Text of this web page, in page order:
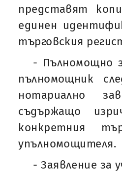
представят
единен
търговския
- Пълномощно
пълномощник
нотариално
съдържащо
конкретния
упълномощителя.
- Заявление за